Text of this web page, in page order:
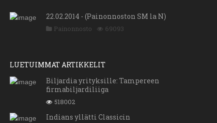
22.02.2014 - (Painonnoston SM la N)
Painonnosto 69093
LUETUIMMAT ARTIKKELIT
Biljardia yrityksille: Tampereen
firmabiljardiliiga
518002
Indians yllätti Classicin